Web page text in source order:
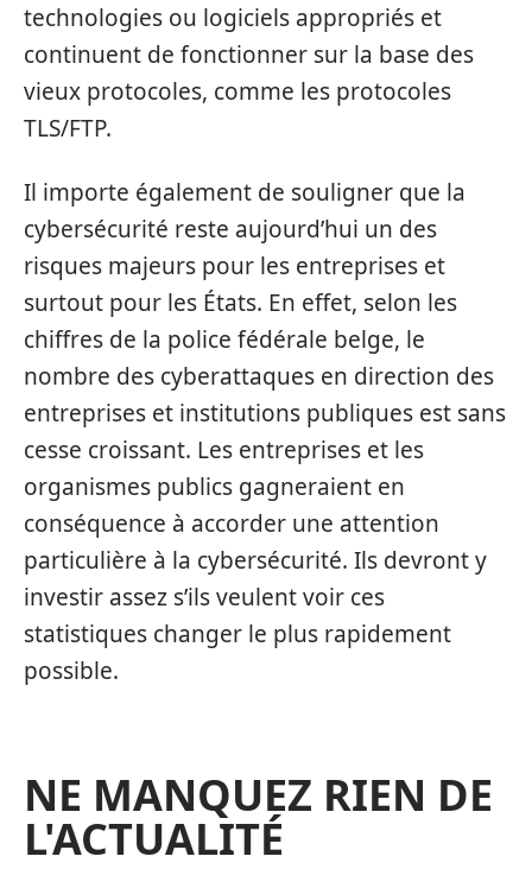
technologies ou logiciels appropriés et
continuent de fonctionner sur la base des
vieux protocoles, comme les protocoles
TLS/FTP.
Il importe également de souligner que la
cybersécurité reste aujourd’hui un des
risques majeurs pour les entreprises et
surtout pour les États. En effet, selon les
chiffres de la police fédérale belge, le
nombre des cyberattaques en direction des
entreprises et institutions publiques est sans
cesse croissant. Les entreprises et les
organismes publics gagneraient en
conséquence à accorder une attention
particulière à la cybersécurité. Ils devront y
investir assez s’ils veulent voir ces
statistiques changer le plus rapidement
possible.
NE MANQUEZ RIEN DE
L'ACTUALITÉ